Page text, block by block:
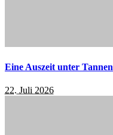
Eine Auszeit unter Tannen
22. Juli 2026